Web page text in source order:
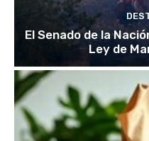
El Senado de la
Ley de